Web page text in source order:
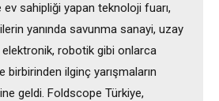
sahipliği yapan teknoloji fuarı,
yanında savunma sanayi, uzay
elektronik, robotik gibi onlarca
birbirinden ilginç yarışmaların
geldi. Foldscope Türkiye,